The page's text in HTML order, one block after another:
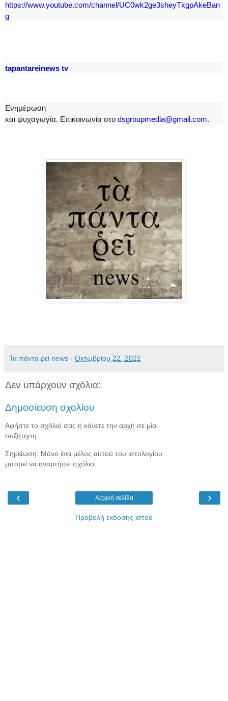
https://www.youtube.com/channel/UC0wk2ge3sheyTkgpAkeBan
g
tapantareinews tv
Ενημέρωση
και ψυχαγωγία. Επικοινωνία στο dsgroupmedia@gmail.com.
Τα πάντα ρεί news - Οκτωβρίου 22, 2021
Δεν υπάρχουν σχόλια:
Δημοσίευση σχολίου
Αφήστε το σχόλιό σας ή κάνετε την αρχή σε μία
συζήτηση
Σημείωση: Μόνο ένα μέλος αυτού του ιστολογίου
μπορεί να αναρτήσει σχόλιο.
‹ ›
Αρχική σελίδα
Προβολή έκδοσης ιστού